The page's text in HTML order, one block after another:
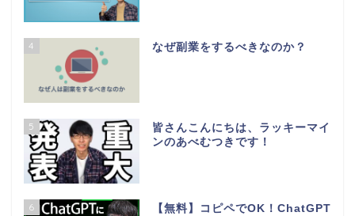
4 なぜ副業をするべきなのか？
5
皆さんこんにちは、ラッキーマイ
ンのあべむつきです！
6
【無料】コピペでOK！ChatGPT